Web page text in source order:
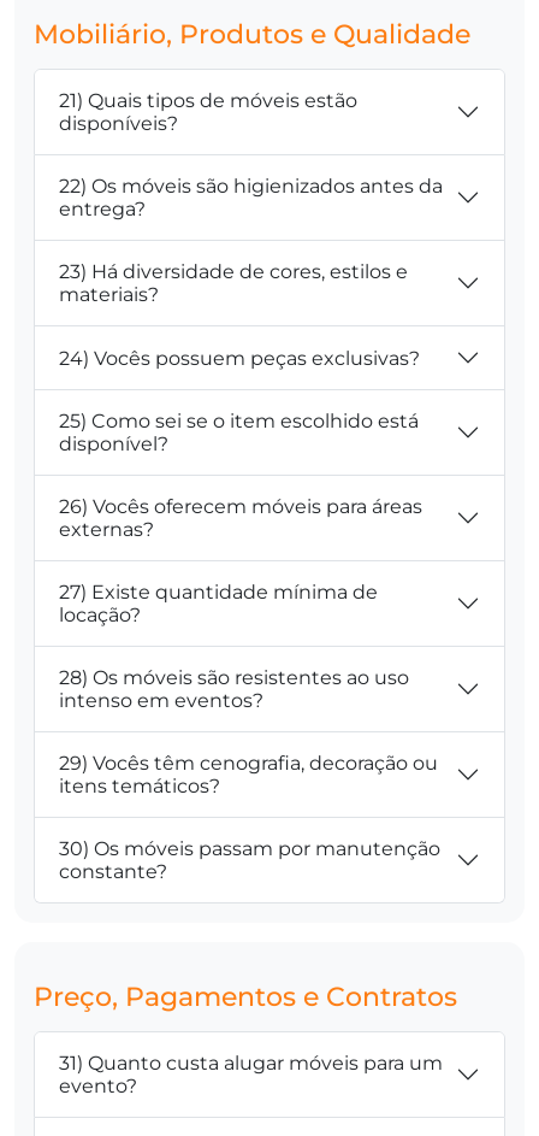
Mobiliário, Produtos e Qualidade
21) Quais tipos de móveis estão
disponíveis?
22) Os móveis são higienizados antes da
entrega?
23) Há diversidade de cores, estilos e
materiais?
24) Vocês possuem peças exclusivas?
25) Como sei se o item escolhido está
disponível?
26) Vocês oferecem móveis para áreas
externas?
27) Existe quantidade mínima de
locação?
28) Os móveis são resistentes ao uso
intenso em eventos?
29) Vocês têm cenografia, decoração ou
itens temáticos?
30) Os móveis passam por manutenção
constante?
Preço, Pagamentos e Contratos
31) Quanto custa alugar móveis para um
evento?